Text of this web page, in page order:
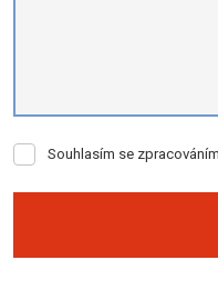
Souhlasím
zpracováním
Souhlasím se zpracováním